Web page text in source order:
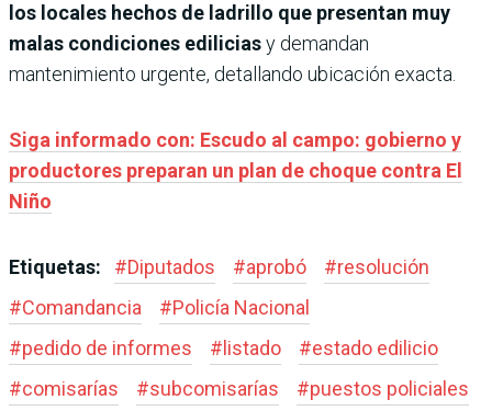
los locales hechos de ladrillo que presentan muy
malas condiciones ediliciasy demandan
mantenimiento urgente, detallando ubicación exacta.
Siga informado con: Escudo al campo: gobierno y
productores preparan un plan de choque contra El
Niño
Etiquetas: #Diputados #aprobó #resolución
#Comandancia #Policía Nacional
#pedido de informes # listado #estado edilicio
#comisarías #subcomisarías #puestos policiales